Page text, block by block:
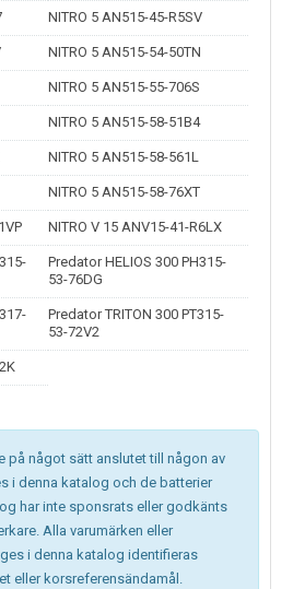
NITRO 5 AN515-45-R5SV
NITRO 5 AN515-54-50TN
NITRO 5 AN515-55-706S
NITRO 5 AN515-58-51B4
NITRO 5 AN515-58-561L
NITRO 5 AN515-58-76XT
NITRO V 15 ANV15-41-R6LX
Predator HELIOS 300 PH315-
53-76DG
Predator TRITON 300 PT315-
53-72V2
på något sätt anslutet till någon av
i denna katalog och de batterier
har inte sponsrats eller godkänts
Alla varumärken eller
i denna katalog identifieras
eller korsreferensändamål.